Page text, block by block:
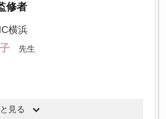
修者
横浜
先生